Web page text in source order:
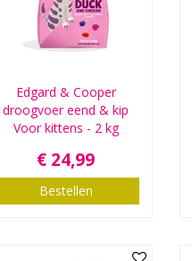
Edgard & Cooper
droogvoer eend & kip
Voor kittens - 2 kg
€ 24,99
Bestellen